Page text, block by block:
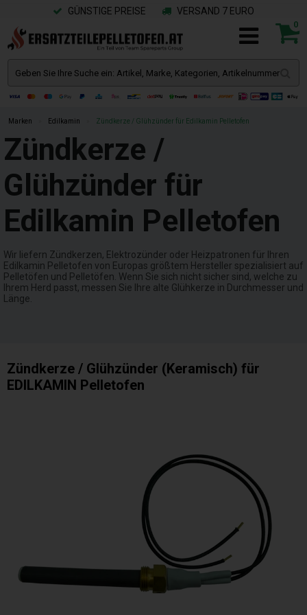
GÜNSTIGE PREISE VERSAND 7 EURO
0
Marken Edilkamin Zündkerze / Glühzünder für Edilkamin Pelletofen
Zündkerze /
Glühzünder für
Edilkamin Pelletofen
Wir liefern Zündkerzen, Elektrozünder oder Heizpatronen für Ihren
Edilkamin Pelletofen von Europas größtem Hersteller spezialisiert auf
Pelletöfen und Pelletöfen. Wenn Sie sich nicht sicher sind, welche zu
Ihrem Herd passt, messen Sie Ihre alte Glühkerze in Durchmesser und
Länge.
Zündkerze / Glühzünder (Keramisch) für
EDILKAMIN Pelletofen